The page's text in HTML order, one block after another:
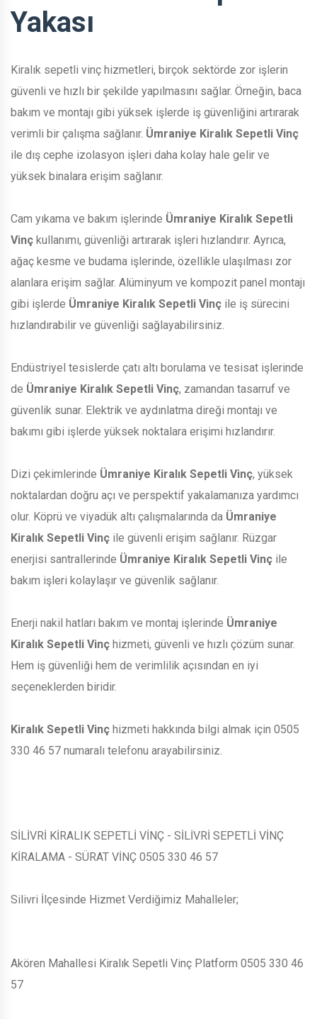
Yakası
Kiralık sepetli vinç hizmetleri, birçok sektörde zor işlerin
güvenli ve hızlı bir şekilde yapılmasını sağlar. Örneğin, baca
bakım ve montajı gibi yüksek işlerde iş güvenliğini artırarak
verimli bir çalışma sağlanır. Ümraniye Kiralık Sepetli Vinç
ile dış cephe izolasyon işleri daha kolay hale gelir ve
yüksek binalara erişim sağlanır.
Cam yıkama ve bakım işlerinde Ümraniye Kiralık Sepetli
Vinç kullanımı, güvenliği artırarak işleri hızlandırır. Ayrıca,
ağaç kesme ve budama işlerinde, özellikle ulaşılması zor
alanlara erişim sağlar. Alüminyum ve kompozit panel montajı
gibi işlerde Ümraniye Kiralık Sepetli Vinç ile iş sürecini
hızlandırabilir ve güvenliği sağlayabilirsiniz.
Endüstriyel tesislerde çatı altı borulama ve tesisat işlerinde
de Ümraniye Kiralık Sepetli Vinç, zamandan tasarruf ve
güvenlik sunar. Elektrik ve aydınlatma direği montajı ve
bakımı gibi işlerde yüksek noktalara erişimi hızlandırır.
Dizi çekimlerinde Ümraniye Kiralık Sepetli Vinç, yüksek
noktalardan doğru açı ve perspektif yakalamanıza yardımcı
olur. Köprü ve viyadük altı çalışmalarında da Ümraniye
Kiralık Sepetli Vinç ile güvenli erişim sağlanır. Rüzgar
enerjisi santrallerinde Ümraniye Kiralık Sepetli Vinç ile
bakım işleri kolaylaşır ve güvenlik sağlanır.
Enerji nakil hatları bakım ve montaj işlerinde Ümraniye
Kiralık Sepetli Vinç hizmeti, güvenli ve hızlı çözüm sunar.
Hem iş güvenliği hem de verimlilik açısından en iyi
seçeneklerden biridir.
Kiralık Sepetli Vinç hizmeti hakkında bilgi almak için 0505
330 46 57 numaralı telefonu arayabilirsiniz.
SİLİVRİ KİRALIK SEPETLİ VİNÇ - SİLİVRİ SEPETLİ VİNÇ
KİRALAMA - SÜRAT VİNÇ 0505 330 46 57
Silivri İlçesinde Hizmet Verdiğimiz Mahalleler;
Akören Mahallesi Kiralık Sepetli Vinç Platform 0505 330 46
57